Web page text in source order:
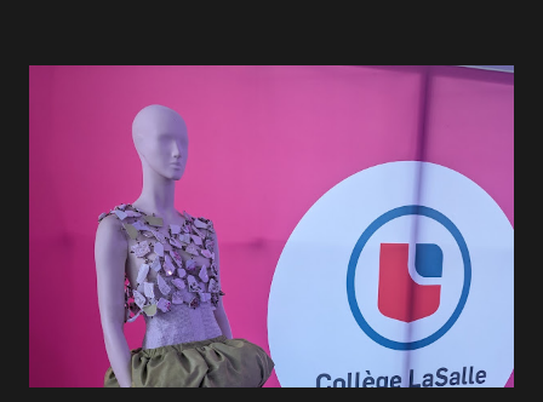
débutants ou plus expérimentés, montent sur scène avec
seulement trois minutes pour convaincre les juges qu’ils
méritent de poursuivre leur numéro. Si les rires ne sont
pas au rendez-vous, le gong retentit et la prestation prend
fin sur-le-champ. Le résultat? Une soirée totalement
imprévisible où se succèdent découvertes, malaises
assumés et fous rires. Hier soir, le gong a d’ailleurs
résonné à de nombreuses reprises. Si tous les numéros ne
font pas mouche, les échanges qui suivent entre les juges ...